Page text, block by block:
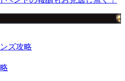
ズ攻略